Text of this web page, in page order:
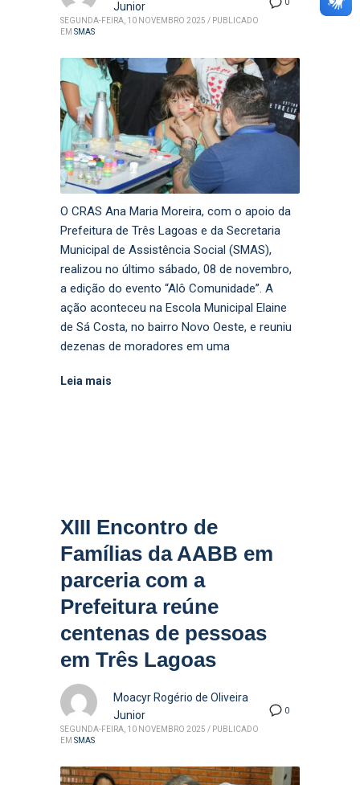
0
Junior
SEGUNDA-FEIRA, 10 NOVEMBRO 2025 / PUBLICADO
EM SMAS
O CRAS Ana Maria Moreira, com o apoio da
Prefeitura de Três Lagoas e da Secretaria
Municipal de Assistência Social (SMAS),
realizou no último sábado, 08 de novembro,
a edição do evento “Alô Comunidade”. A
ação aconteceu na Escola Municipal Elaine
de Sá Costa, no bairro Novo Oeste, e reuniu
dezenas de moradores em uma
Leia mais
XIII Encontro de
Famílias da AABB em
parceria com a
Prefeitura reúne
centenas de pessoas
em Três Lagoas
0
Moacyr Rogério de Oliveira
Junior
SEGUNDA-FEIRA, 10 NOVEMBRO 2025 / PUBLICADO
EM SMAS